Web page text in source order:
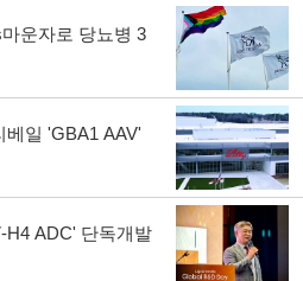
운자로 당뇨병 3
베일 'GBA1 AAV'
H4 ADC' 단독개발